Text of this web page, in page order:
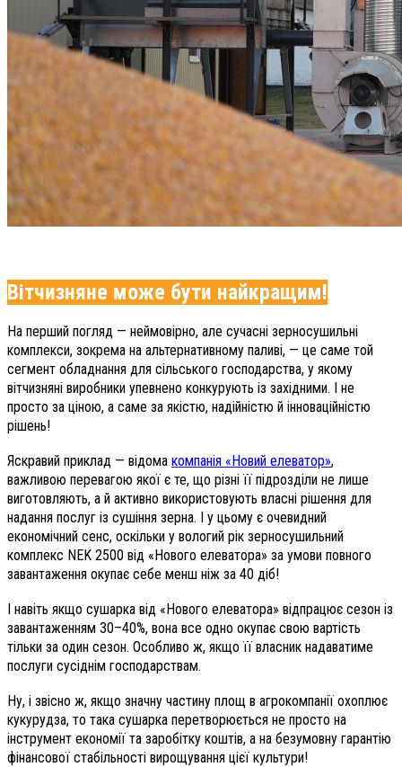
Вітчизняне може бути найкращим!
На перший погляд — неймовірно, але сучасні зерносушильні
комплекси, зокрема на альтернативному паливі, — це саме той
сегмент обладнання для сільського господарства, у якому
вітчизняні виробники упевнено конкурують із західними. І не
просто за ціною, а саме за якістю, надійністю й інноваційністю
рішень!
Яскравий приклад — відома компанія «Новий елеватор»,
важливою перевагою якої є те, що різні її підрозділи не лише
виготовляють, а й активно використовують власні рішення для
надання послуг із сушіння зерна. І у цьому є очевидний
економічний сенс, оскільки у вологий рік зерносушильний
комплекс NEK 2500 від «Нового елеватора» за умови повного
завантаження окупає себе менш ніж за 40 діб!
І навіть якщо сушарка від «Нового елеватора» відпрацює сезон із
завантаженням 30–40%, вона все одно окупає свою вартість
тільки за один сезон. Особливо ж, якщо її власник надаватиме
послуги сусіднім господарствам.
Ну, і звісно ж, якщо значну частину площ в агрокомпанії охоплює
кукурудза, то така сушарка перетворюється не просто на
інструмент економії та заробітку коштів, а на безумовну гарантію
фінансової стабільності вирощування цієї культури!